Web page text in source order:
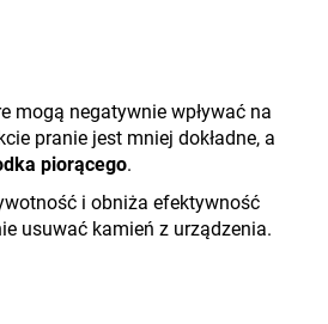
mogą negatywnie wpływać na
pranie jest mniej dokładne, a
piorącego.
i obniża efektywność
usuwać kamień z urządzenia.